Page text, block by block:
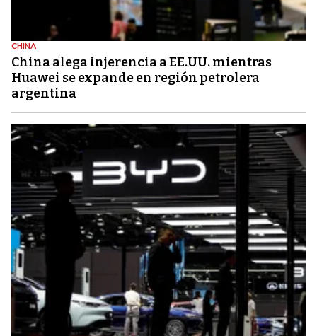
CHINA
China alega injerencia a EE.UU. mientras
Huawei se expande en región petrolera
argentina